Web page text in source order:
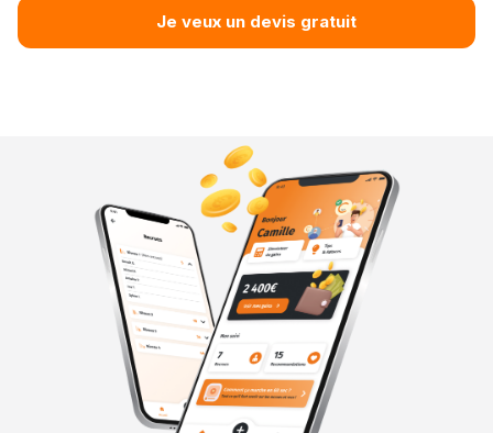
Je veux un devis gratuit